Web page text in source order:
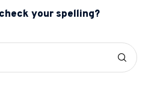
your spelling?